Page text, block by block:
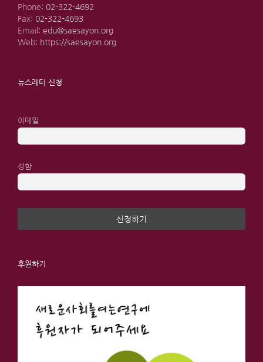
Phone: 02-322-4692
Fax: 02-322-4693
Email: edu@saesayon.org
Web: https://saesayon.org
뉴스레터 신청
이메일
성함
후원하기